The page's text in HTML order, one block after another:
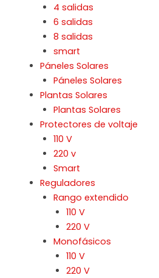
4 salidas
6 salidas
8 salidas
smart
Páneles Solares
Páneles Solares
Plantas Solares
Plantas Solares
Protectores de voltaje
110 V
220 v
Smart
Reguladores
Rango extendido
110 V
220 V
Monofásicos
110 V
220 V